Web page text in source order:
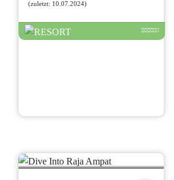
(zuletzt: 10.07.2024)